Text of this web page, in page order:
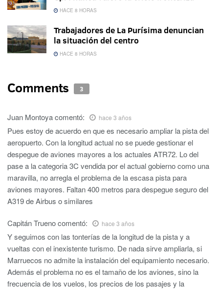
HACE 8 HORAS
Trabajadores de La Purísima denuncian
la situación del centro
HACE 8 HORAS
Comments 3
Juan Montoyacomentó: hace 3 años
Pues estoy de acuerdo en que es necesario ampliar la pista del
aeropuerto. Con la longitud actual no se puede gestionar el
despegue de aviones mayores a los actuales ATR72. Lo del
pase a la categoria 3C vendida por el actual gobierno como una
maravilla, no arregla el problema de la escasa pista para
aviones mayores. Faltan 400 metros para despegue seguro del
A319 de Airbus o similares
Capitán Truenocomentó: hace 3 años
Y seguimos con las tonterías de la longitud de la pista y a
vueltas con el inexistente turismo. De nada sirve ampliarla, si
Marruecos no admite la instalación del equipamiento necesario.
Además el problema no es el tamaño de los aviones, sino la
frecuencia de los vuelos, los precios de los pasajes y la